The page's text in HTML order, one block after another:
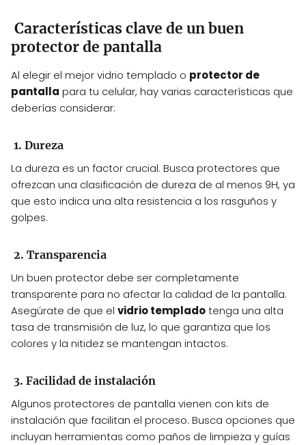
Características clave de un buen
protector de pantalla
Al elegir el mejor vidrio templado o protector de
pantalla para tu celular, hay varias características que
deberías considerar:
1. Dureza
La dureza es un factor crucial. Busca protectores que
ofrezcan una clasificación de dureza de al menos 9H, ya
que esto indica una alta resistencia a los rasguños y
golpes.
2. Transparencia
Un buen protector debe ser completamente
transparente para no afectar la calidad de la pantalla.
Asegúrate de que el vidrio templadotenga una alta
tasa de transmisión de luz, lo que garantiza que los
colores y la nitidez se mantengan intactos.
3. Facilidad de instalación
Algunos protectores de pantalla vienen con kits de
instalación que facilitan el proceso. Busca opciones que
incluyan herramientas como paños de limpieza y guías